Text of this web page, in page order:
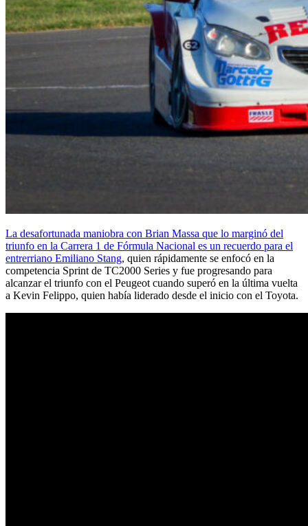
La desafortunada maniobra con Brian Massa que lo marginó del
triunfo en la Carrera 1 de Fórmula Nacional es un recuerdo para el
entrerriano Emiliano Stang, quien rápidamente se enfocó en la
competencia Sprint de TC2000 Series y fue progresando para
alcanzar el triunfo con el Peugeot cuando superó en la última vuelta
a Kevin Felippo, quien había liderado desde el inicio con el Toyota.